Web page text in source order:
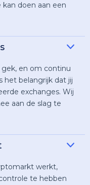
doen aan een
en om continu
het belangrijk dat jij
exchanges. Wij
aan de slag te
werkt,
te hebben